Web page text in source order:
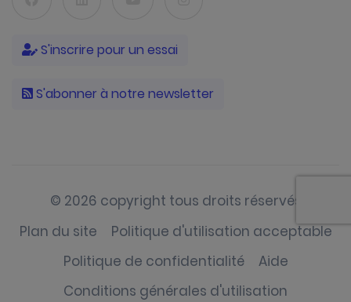
S'inscrire pour un essai
S'abonner à notre newsletter
© 2026 copyright tous droits réservés
Plan du site
Politique d'utilisation acceptable
Politique de confidentialité
Aide
Conditions générales d'utilisation